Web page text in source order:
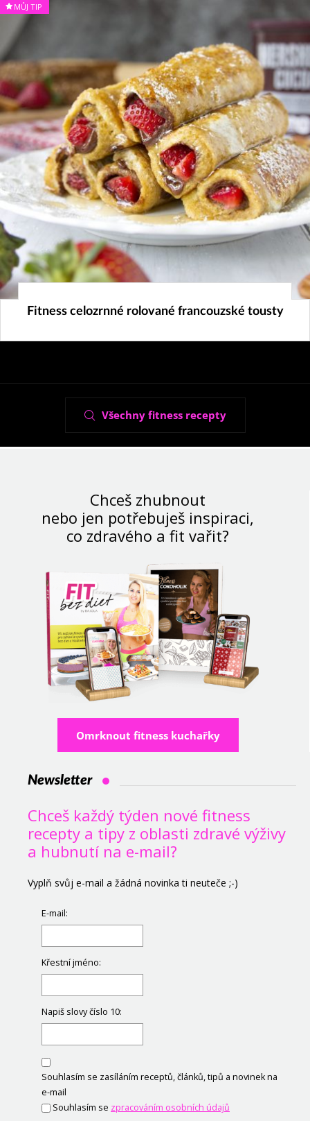
MŮJ TIP
9. 5. 2023
Fitness celozrnné rolované francouzské tousty
Všechny fitness recepty
Chceš zhubnout
nebo jen potřebuješ inspiraci,
co zdravého a fit vařit?
Omrknout fitness kuchařky
Newsletter
Chceš každý týden nové fitness
recepty a tipy z oblasti zdravé výživy
a hubnutí na e-mail?
Vyplň svůj e-mail a žádná novinka ti neuteče ;-)
E-mail:
Křestní jméno:
Napiš slovy číslo 10:
Souhlasím se zasíláním receptů, článků, tipů a novinek na
e-mail
Souhlasím se zpracováním osobních údajů